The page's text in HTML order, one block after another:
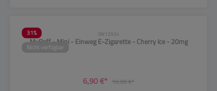
31%
Nicht verfügbar
SW12934
MyPaff - Mini - Einweg E-Zigarette - Cherry Ice - 20mg
6,90 €* 10,00 €*